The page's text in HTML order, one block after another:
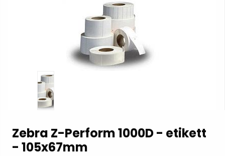
Zebra Z-Perform 1000D - etikett
- 105x67mm